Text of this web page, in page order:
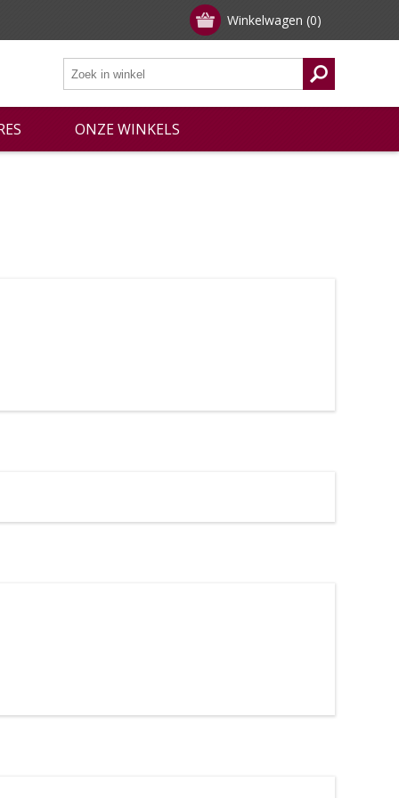
Winkelwagen (0)
ONZE WINKELS